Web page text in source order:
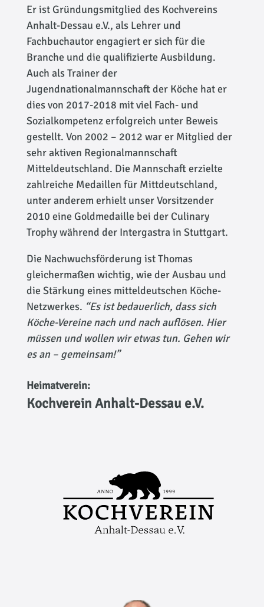
Er ist Gründungsmitglied des Kochvereins
Anhalt-Dessau e.V., als Lehrer und
Fachbuchautor engagiert er sich für die
Branche und die qualifizierte Ausbildung.
Auch als Trainer der
Jugendnationalmannschaft der Köche hat er
dies von 2017-2018 mit viel Fach- und
Sozialkompetenz erfolgreich unter Beweis
gestellt. Von 2002 – 2012 war er Mitglied der
sehr aktiven Regionalmannschaft
Mitteldeutschland. Die Mannschaft erzielte
zahlreiche Medaillen für Mittdeutschland,
unter anderem erhielt unser Vorsitzender
2010 eine Goldmedaille bei der Culinary
Trophy während der Intergastra in Stuttgart.
Die Nachwuchsförderung ist Thomas
gleichermaßen wichtig, wie der Ausbau und
die Stärkung eines mitteldeutschen Köche-
Netzwerkes. “Es ist bedauerlich, dass sich
Köche-Vereine nach und nach auflösen. Hier
müssen und wollen wir etwas tun. Gehen wir
es an – gemeinsam!”
Heimatverein:
Kochverein Anhalt-Dessau e.V.